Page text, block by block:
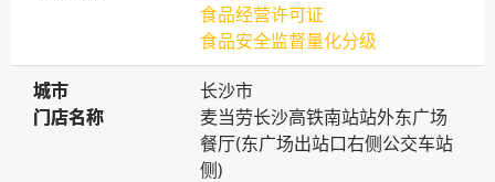
食品经营许可证
食品安全监督量化分级
城市
城市
长沙市
门店名称
门店名称
麦当劳长沙高铁南站站外东广场
餐厅(东广场出站口右侧公交车站
侧)